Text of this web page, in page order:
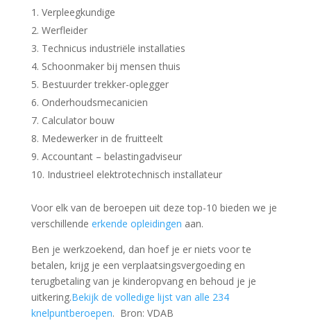
Verpleegkundige
Werfleider
Technicus industriële installaties
Schoonmaker bij mensen thuis
Bestuurder trekker-oplegger
Onderhoudsmecanicien
Calculator bouw
Medewerker in de fruitteelt
Accountant – belastingadviseur
Industrieel elektrotechnisch installateur
Voor elk van de beroepen uit deze top-10 bieden we je
verschillende erkende opleidingen aan.
Ben je werkzoekend, dan hoef je er niets voor te
betalen, krijg je een verplaatsingsvergoeding en
terugbetaling van je kinderopvang en behoud je je
uitkering.Bekijk de volledige lijst van alle 234
knelpuntberoepen. Bron: VDAB